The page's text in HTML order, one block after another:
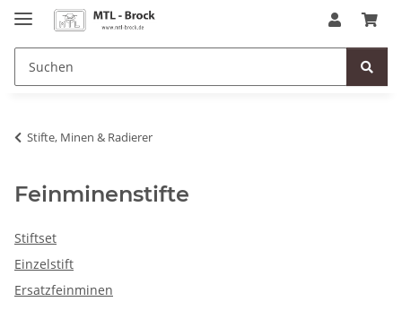
Stifte, Minen & Radierer
Feinminenstifte
Stiftset
Einzelstift
Ersatzfeinminen